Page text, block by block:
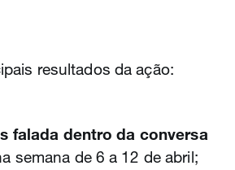
resultados da ação:
falada dentro da conversa
semana de 6 a 12 de abril;